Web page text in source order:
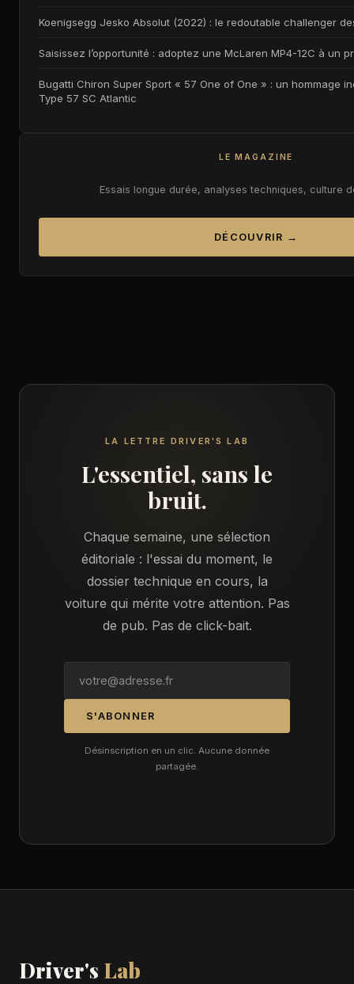
Koenigsegg Jesko Absolut (2022) : le redoutable challenger
Saisissez l’opportunité : adoptez une McLaren MP4-12C à un
Bugatti Chiron Super Sport « 57 One of One » : un hommage
Type 57 SC Atlantic
LE MAGAZINE
Essais longue durée, analyses techniques, culture
DÉCOUVRIR →
LA LETTRE DRIVER'S LAB
L'essentiel, sans le
bruit.
Chaque semaine, une sélection
éditoriale : l'essai du moment, le
dossier technique en cours, la
voiture qui mérite votre attention. Pas
de pub. Pas de click-bait.
S'ABONNER
Désinscription en un clic. Aucune donnée
partagée.
Driver's Lab